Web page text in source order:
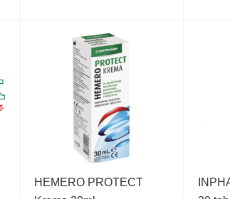
HEMERO PROTECT